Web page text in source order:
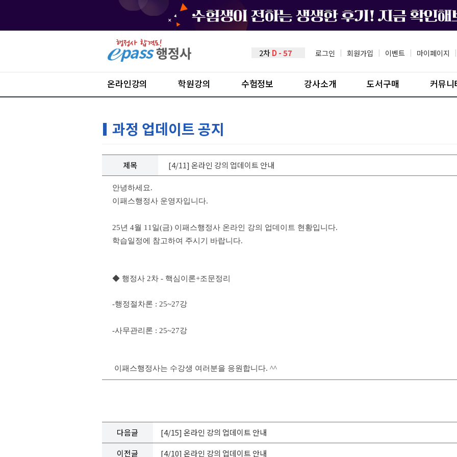
2차D - 57 로그인 | 회원가입 | 이벤트 | 마이페이지 |
온라인강의 학원강의 수험정보 강사소개 도서구매 커뮤니
과정 업데이트 공지
제목 [4/11] 온라인 강의 업데이트 안내
안녕하세요.
이패스행정사 운영자입니다.
25년 4월 11일(금) 이패스행정사 온라인 강의 업데이트 현황입니다.
학습일정에 참고하여 주시기 바랍니다.
◆ 행정사 2차 - 핵심이론+조문정리
-행정절차론 : 25~27강
-사무관리론 : 25~27강
이패스행정사는 수강생 여러분을 응원합니다. ^^
다음글
[4/15] 온라인 강의 업데이트 안내
이전글
[4/10] 온라인 강의 업데이트 안내